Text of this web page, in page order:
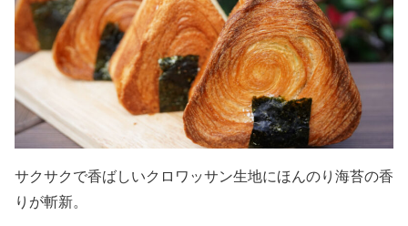
サクサクで香ばしいクロワッサン生地にほんのり海苔の香
りが斬新。